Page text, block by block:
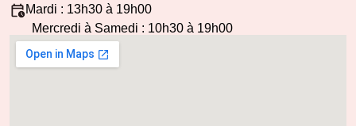
Mardi : 13h30 à 19h00
Mercredi à Samedi : 10h30 à 19h00